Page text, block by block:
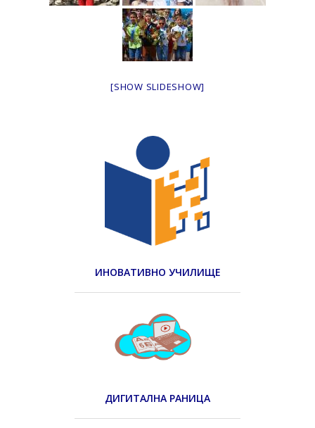
[SHOW SLIDESHOW]
ИНОВАТИВНО УЧИЛИЩЕ
ДИГИТАЛНА РАНИЦА